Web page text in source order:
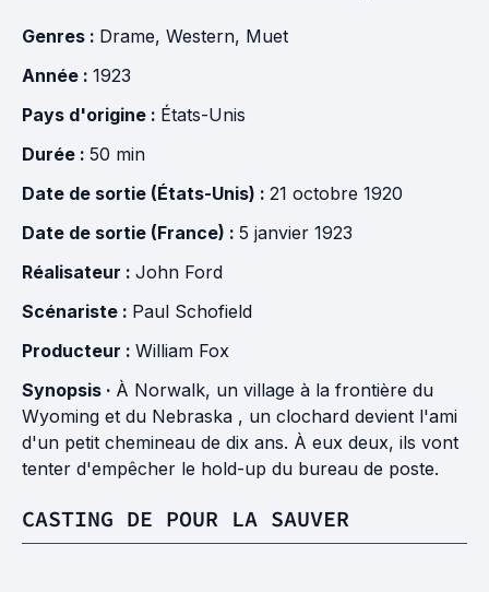
Genres : Drame, Western, Muet
Année : 1923
Pays d'origine : États-Unis
Durée : 50 min
Date de sortie (États-Unis) : 21 octobre 1920
Date de sortie (France) : 5 janvier 1923
Réalisateur : John Ford
Scénariste : Paul Schofield
Producteur : William Fox
Synopsis · À Norwalk, un village à la frontière du
Wyoming et du Nebraska , un clochard devient l'ami
d'un petit chemineau de dix ans. À eux deux, ils vont
tenter d'empêcher le hold-up du bureau de poste.
CASTING DE POUR LA SAUVER